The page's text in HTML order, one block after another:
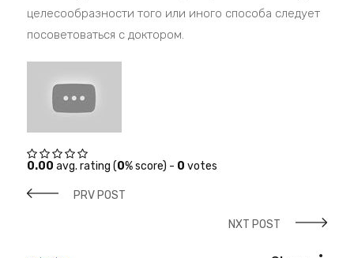
целесообразности того или иного способа следует
посоветоваться с доктором.
0.00 avg. rating (0% score) - 0 votes
PRV POST
NXT POST